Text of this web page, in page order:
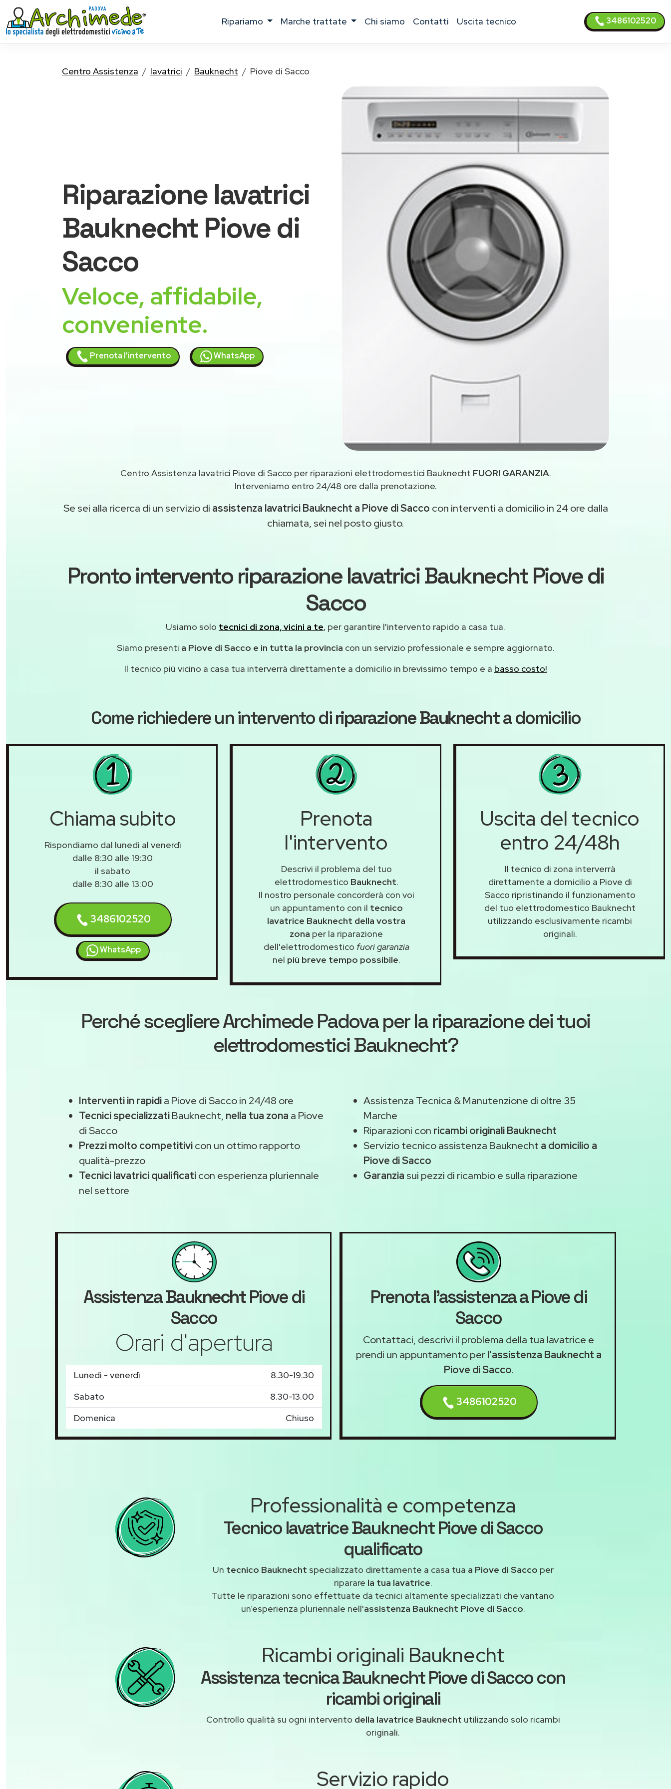
ripariamo marche trattate chi siamo contatti uscita tecnico 3486102520
Centro Assistenza lavatrici Bauknecht Piove di Sacco
Riparazione lavatrici
BauknechtPiove di
Sacco
Veloce, affidabile,
conveniente.
Prenota l'intervento WhatsApp
Centro Assistenza lavatrici Piove di Sacco per riparazioni elettrodomestici Bauknecht FUORI GARANZIA.
Interveniamo entro 24/48 ore dalla prenotazione.
Se sei alla ricerca di un servizio di assistenza lavatrici Bauknecht a Piove di Sacco con interventi a domicilio in 24 ore dalla
chiamata, sei nel posto giusto.
Pronto intervento riparazione lavatrici Bauknecht Piove di
Sacco
Usiamo solo tecnici di zona, vicini a te, per garantire l'intervento rapido a casa tua.
Siamo presenti a Piove di Sacco e in tutta la provincia con un servizio professionale e sempre aggiornato.
Il tecnico più vicino a casa tua interverrà direttamente a domicilio in brevissimo tempo e a basso costo!
Come richiedere un intervento diriparazione Bauknechta domicilio
Chiama subito
Rispondiamo dal lunedì al venerdì
dalle 8:30 alle 19:30
il sabato
dalle 8:30 alle 13:00
3486102520
WhatsApp
Prenota
l'intervento
Descrivi il problema del tuo
elettrodomestico Bauknecht.
Il nostro personale concorderà con voi
un appuntamento con il tecnico
lavatrice Bauknecht della vostra
zona per la riparazione
dell'elettrodomestico fuori garanzia
nel più breve tempo possibile.
Uscita del tecnico
entro 24/48h
Il tecnico di zona interverrà
direttamente a domicilio a Piove di
Sacco ripristinando il funzionamento
del tuo elettrodomestico Bauknecht
utilizzando esclusivamente ricambi
originali.
Perché scegliereArchimede Padovaper la riparazione dei tuoi
elettrodomestici Bauknecht?
Interventi in rapidia Piove di Sacco in 24/48 ore
Tecnici specializzatiBauknecht, nella tua zona a Piove
di Sacco
Prezzi molto competitivicon un ottimo rapporto
qualità-prezzo
Tecnici lavatrici qualificaticon esperienza pluriennale
nel settore
Assistenza Tecnica & Manutenzione di oltre 35
Marche
Riparazioni con ricambi originali Bauknecht
Servizio tecnico assistenza Bauknecht a domicilio a
Piove di Sacco
Garanzia sui pezzi di ricambio e sulla riparazione
AssistenzaBauknechtPiove di
Sacco
Orari d'apertura
Lunedì - venerdì
8.30-19.30
Sabato
8.30-13.00
Domenica
Chiuso
Prenota l'assistenza a Piove di
Sacco
Contattaci, descrivi il problema della tua lavatrice e
prendi un appuntamento perl'assistenza Bauknecht a
Piove di Sacco.
3486102520
Professionalità e competenza
Tecnico lavatrice Bauknecht Piove di Sacco
qualificato
Un tecnico Bauknecht specializzato direttamente a casa tua a Piove di Sacco per
riparare la tua lavatrice.
Tutte le riparazioni sono effettuate da tecnici altamente specializzati che vantano
un’esperienza pluriennale nell'assistenza Bauknecht Piove di Sacco.
Ricambi originali Bauknecht
Assistenza tecnica Bauknecht Piove di Sacco con
ricambi originali
Controllo qualità su ogni intervento della lavatrice Bauknecht utilizzando solo ricambi
originali.
Servizio rapido